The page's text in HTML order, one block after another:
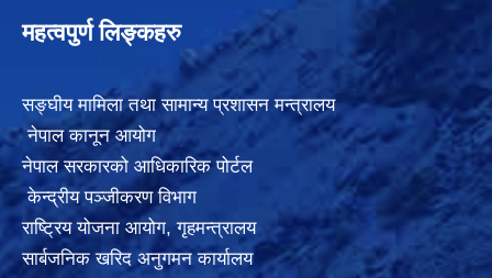
महत्वपुर्ण लिङ्कहरु
सङ्घीय मामिला तथा सामान्य प्रशासन मन्त्रालय
नेपाल कानून आयोग
नेपाल सरकारको आधिकारिक पोर्टल
केन्द्रीय पञ्जीकरण विभाग
राष्ट्रिय योजना आयोग,गृहमन्त्रालय
सार्बजनिक खरिद अनुगमन कार्यालय